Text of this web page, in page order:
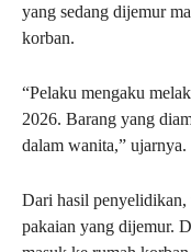
yang sedang dijemur
korban.
“Pelaku mengaku
2026. Barang yang
dalam wanita,” ujarnya.
Dari hasil penyelidikan,
pakaian yang dijemur.